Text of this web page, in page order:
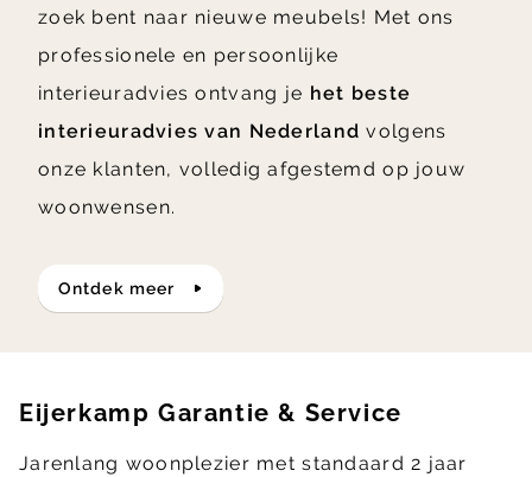
zoek bent naar nieuwe meubels! Met ons
professionele en persoonlijke
interieuradvies ontvang je het beste
interieuradvies van Nederland volgens
onze klanten, volledig afgestemd op jouw
woonwensen.
ontdek meer
Eijerkamp Garantie & Service
Jarenlang woonplezier met standaard 2 jaar